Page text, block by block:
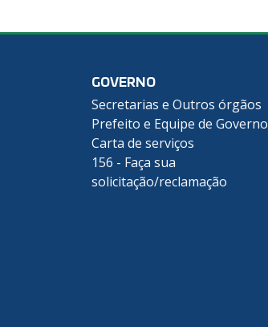
GOVERNO
Secretarias e Outros órgãos
Prefeito e Equipe de Governo
Carta de serviços
156 - Faça sua
solicitação/reclamação